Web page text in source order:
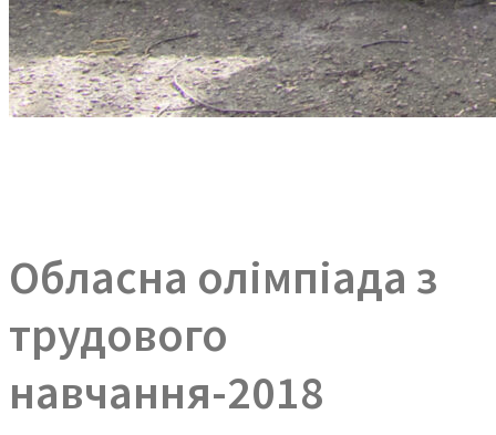
Обласна олімпіада з
трудового
навчання-2018